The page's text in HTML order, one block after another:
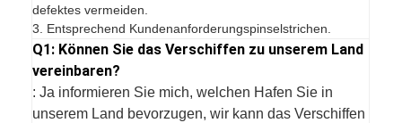
defektes vermeiden.
3. Entsprechend Kundenanforderungspinselstrichen.
Q1: Können Sie das Verschiffen zu unserem Land
vereinbaren?
: Ja informieren Sie mich, welchen Hafen Sie in
unserem Land bevorzugen, wir kann das Verschiffen